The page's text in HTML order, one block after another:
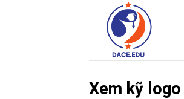
Xem kỹ logo